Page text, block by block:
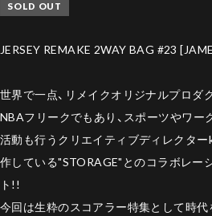
SOLD OUT
JERSEY REMAKE 2WAY BAG #23
世界で一点、リメイクオリジナルプロダ
NBAフリークでもあり、スポーツやワー
活動も行うクリエイティブディレクター
作している"STORAGE"とのコラボレー
ト!!
今回は生粋のスコアラー特集として時